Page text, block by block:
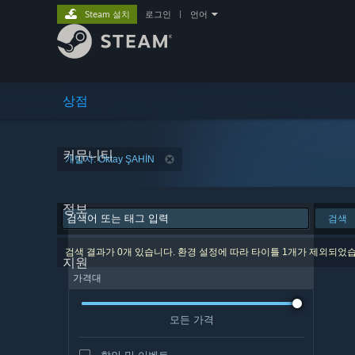
상점
커뮤니티
정보
지원
Steam 설치 로그인 언어
개발자: Oktay ŞAHİN
검색
검색 결과가 0개 있습니다. 환경 설정에 따라 타이틀 1개가 제외되었
가격대
모든 가격